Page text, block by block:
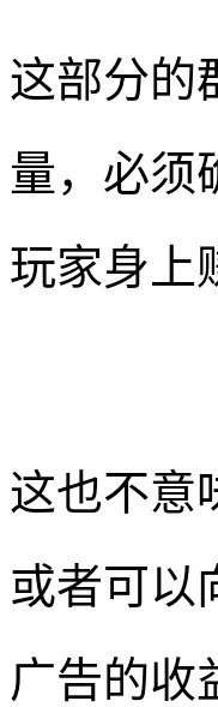
这部分的
量，必须
玩家身上
这也不意
或者可以
广告的收